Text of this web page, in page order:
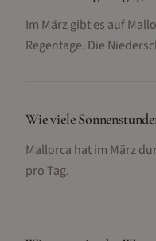
Im März gibt es auf
Regentage. Die
Wie viele
Mallorca hat im März
pro Tag.